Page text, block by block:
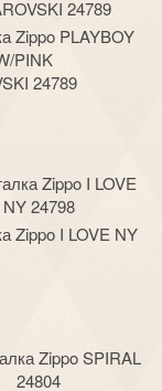
Zippo PLAYBOY
PINK
24789
Zippo I LOVE NY